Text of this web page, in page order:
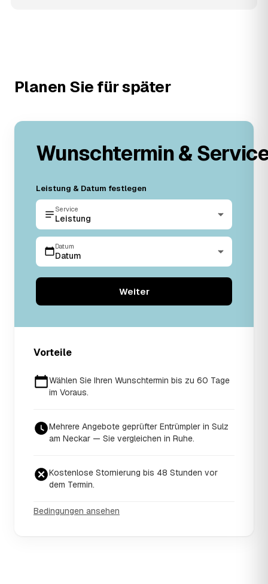
Planen Sie für später
Wunschtermin &
Leistung & Datum festlegen
Service
Leistung
Datum
Datum
Weiter
Vorteile
Wählen Sie Ihren Wunschtermin bis zu 60 Tage
im Voraus.
Mehrere Angebote geprüfter Entrümpler in Sulz
am Neckar — Sie vergleichen in Ruhe.
Kostenlose Stornierung bis 48 Stunden vor
dem Termin.
Bedingungen ansehen